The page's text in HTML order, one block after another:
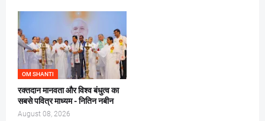
OM SHANTI
रक्तदान मानवता और विश्व बंधुत्व का
सबसे पवित्र माध्यम - नितिन नबीन
August 08, 2026